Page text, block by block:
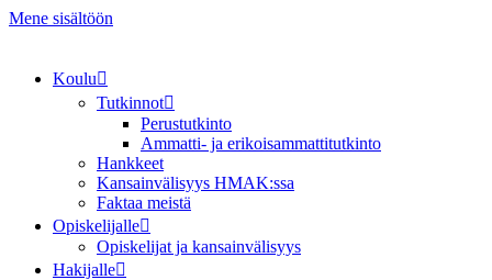
Mene sisältöön
Koulu
Tutkinnot
Perustutkinto
Ammatti- ja erikoisammattitutkinto
Hankkeet
Kansainvälisyys HMAK:ssa
Faktaa meistä
Opiskelijalle
Opiskelijat ja kansainvälisyys
Hakijalle